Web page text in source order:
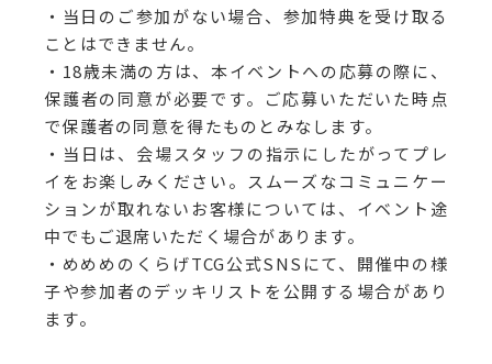
・当日のご参加がない場合、参加特典を受け取る
ことはできません。
・18歳未満の方は、本イベントへの応募の際に、
保護者の同意が必要です。ご応募いただいた時点
で保護者の同意を得たものとみなします。
・当日は、会場スタッフの指示にしたがってプレ
イをお楽しみください。スムーズなコミュニケー
ションが取れないお客様については、イベント途
中でもご退席いただく場合があります。
・めめめのくらげTCG公式SNSにて、開催中の様
子や参加者のデッキリストを公開する場合があり
ます。